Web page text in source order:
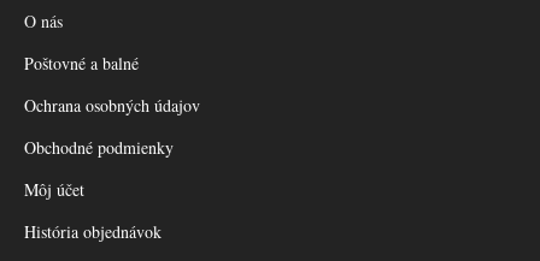
O nás
Poštovné a balné
Ochrana osobných údajov
Obchodné podmienky
Môj účet
História objednávok